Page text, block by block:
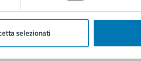
selezionati